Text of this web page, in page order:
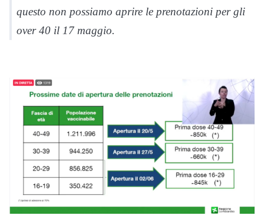
questo non possiamo aprire le prenotazioni per gli
over 40 il 17 maggio.